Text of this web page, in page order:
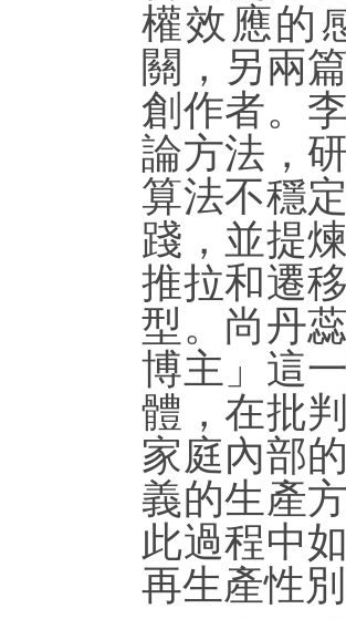
權效應的
關，另兩
創作者。
論方法，
算法不穩
踐，並提
推拉和遷
型。尚丹
博主」這
體，在批
家庭內部
義的生產
此過程中
再生產性